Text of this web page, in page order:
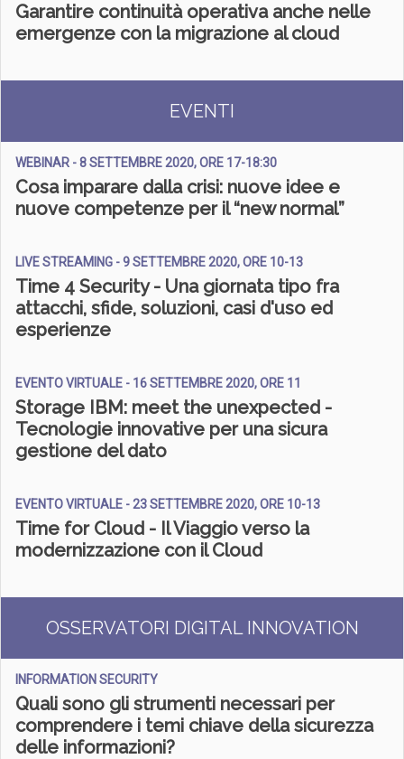
Garantire continuità operativa anche nelle
emergenze con la migrazione al cloud
EVENTI
WEBINAR - 8 SETTEMBRE 2020, ORE 17-18:30
Cosa imparare dalla crisi: nuove idee e
nuove competenze per il “new normal”
LIVE STREAMING - 9 SETTEMBRE 2020, ORE 10-13
Time 4 Security - Una giornata tipo fra
attacchi, sfide, soluzioni, casi d'uso ed
esperienze
EVENTO VIRTUALE - 16 SETTEMBRE 2020, ORE 11
Storage IBM: meet the unexpected -
Tecnologie innovative per una sicura
gestione del dato
EVENTO VIRTUALE - 23 SETTEMBRE 2020, ORE 10-13
Time for Cloud - Il Viaggio verso la
modernizzazione con il Cloud
OSSERVATORI DIGITAL INNOVATION
INFORMATION SECURITY
Quali sono gli strumenti necessari per
comprendere i temi chiave della sicurezza
delle informazioni?